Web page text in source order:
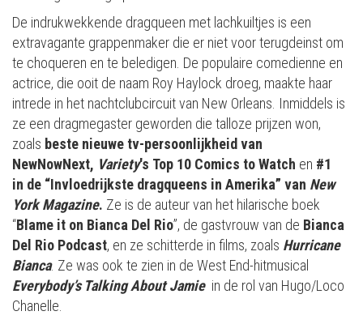
De indrukwekkende dragqueen met lachkuiltjes is een
extravagante grappenmaker die er niet voor terugdeinst om
te choqueren en te beledigen. De populaire comedienne en
actrice, die ooit de naam Roy Haylock droeg, maakte haar
intrede in het nachtclubcircuit van New Orleans. Inmiddels is
ze een dragmegaster geworden die talloze prijzen won,
zoals beste nieuwe tv-persoonlijkheid van
NewNowNext, Variety's Top 10 Comics to Watch en #1
in de “Invloedrijkste dragqueens in Amerika” van New
York Magazine. Ze is de auteur van het hilarische boek
“Blame it on Bianca Del Rio”, de gastvrouw van de Bianca
Del Rio Podcast, en ze schitterde in films, zoals Hurricane
Bianca. Ze was ook te zien in de West End-hitmusical
Everybody’s Talking About Jamiein de rol van Hugo/Loco
Chanelle.